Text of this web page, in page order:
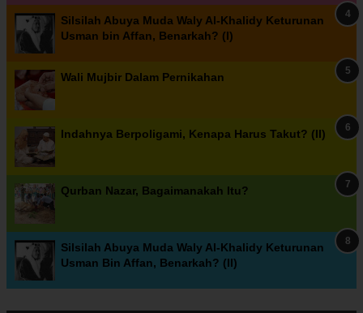
Silsilah Abuya Muda Waly Al-Khalidy Keturunan
Usman bin Affan, Benarkah? (I)
Wali Mujbir Dalam Pernikahan
Indahnya Berpoligami, Kenapa Harus Takut? (II)
Qurban Nazar, Bagaimanakah Itu?
Silsilah Abuya Muda Waly Al-Khalidy Keturunan
Usman Bin Affan, Benarkah? (II)